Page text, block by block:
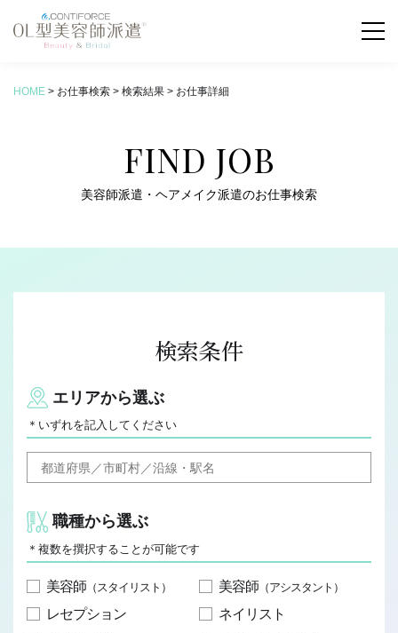
COLUMN
新着コラム
OL型美容師派遣とは
SERVICE
FLOW
JOB REPORT
Q&A
HOME > お仕事検索 > 検索結果 > お仕事詳細
FIND JOB
美容師派遣・ヘアメイク派遣のお仕事検索
検索条件
エリアから選ぶ
＊いずれを記入してください
職種から選ぶ
＊複数を撰択することが可能です
美容師 （スタイリスト） 美容師 （アシスタント）
レセプション
ネイリスト